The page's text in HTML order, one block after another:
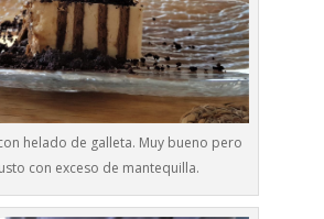
helado de galleta. Muy bueno pero
con exceso de mantequilla.